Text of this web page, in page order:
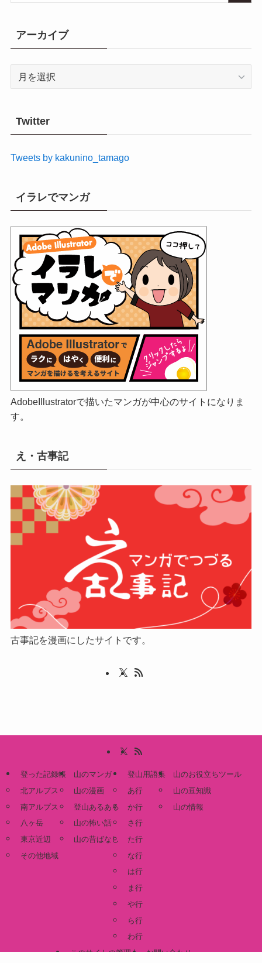
アーカイブ
Twitter
Tweets by kakunino_tamago
イラレでマンガ
AdobeIllustratorで描いたマンガが中心のサイトになりま
す。
え・古事記
古事記を漫画にしたサイトです。
登った記録帳
北アルプス
南アルプス
八ヶ岳
東京近辺
その他地域
山のマンガ
山の漫画
登山あるある
山の怖い話
山の昔ばなし
登山用語集
あ行
か行
さ行
た行
な行
は行
ま行
や行
ら行
わ行
山のお役立ちツール
山の豆知識
山の情報
このサイトの管理人 お問い合わせ